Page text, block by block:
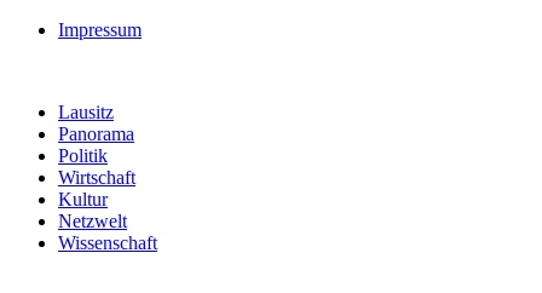
Impressum
Lausitz
Panorama
Politik
Wirtschaft
Kultur
Netzwelt
Wissenschaft